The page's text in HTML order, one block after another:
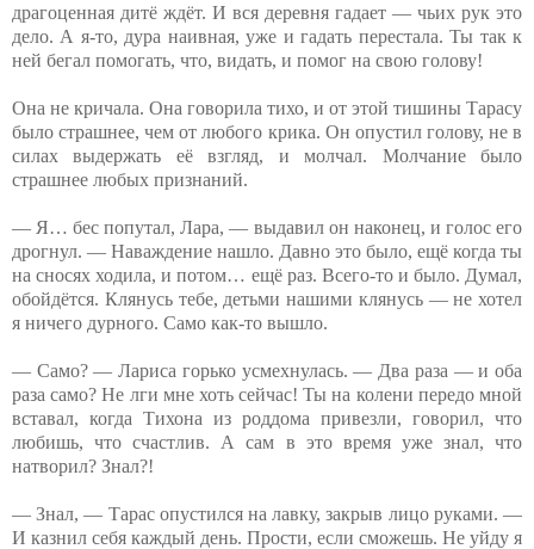
драгоценная дитё ждёт. И вся деревня гадает — чьих рук это
дело. А я-то, дура наивная, уже и гадать перестала. Ты так к
ней бегал помогать, что, видать, и помог на свою голову!
Она не кричала. Она говорила тихо, и от этой тишины Тарасу
было страшнее, чем от любого крика. Он опустил голову, не в
силах выдержать её взгляд, и молчал. Молчание было
страшнее любых признаний.
— Я… бес попутал, Лара, — выдавил он наконец, и голос его
дрогнул. — Наваждение нашло. Давно это было, ещё когда ты
на сносях ходила, и потом… ещё раз. Всего-то и было. Думал,
обойдётся. Клянусь тебе, детьми нашими клянусь — не хотел
я ничего дурного. Само как-то вышло.
— Само? — Лариса горько усмехнулась. — Два раза — и оба
раза само? Не лги мне хоть сейчас! Ты на колени передо мной
вставал, когда Тихона из роддома привезли, говорил, что
любишь, что счастлив. А сам в это время уже знал, что
натворил? Знал?!
— Знал, — Тарас опустился на лавку, закрыв лицо руками. —
И казнил себя каждый день. Прости, если сможешь. Не уйду я